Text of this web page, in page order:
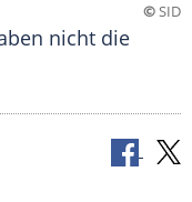
©SID
nicht die